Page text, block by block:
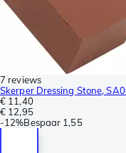
7 reviews
Skerper Dressing Stone,
€ 11,40
€ 12,95
-12%Bespaar 1,55